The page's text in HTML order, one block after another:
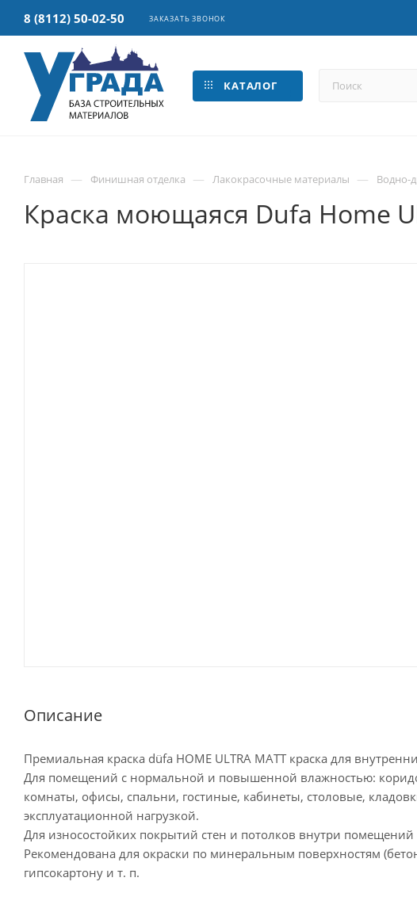
8 (8112) 50-02-50 ЗАКАЗАТЬ ЗВОНОК
КАТАЛОГ
Главная — Финишная отделка — Лакокрасочные материалы — Водно-
Краска моющаяся Dufa Home
Описание
Премиальная краска düfa HOME ULTRA MATT краска для
Для помещений с нормальной и повышенной влажностью:
комнаты, офисы, спальни, гостиные, кабинеты, столовые,
эксплуатационной нагрузкой.
Для износостойких покрытий стен и потолков внутри
Рекомендована для окраски по минеральным поверхностям
гипсокартону и т. п.